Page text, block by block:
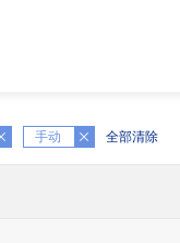
手动 全部清除